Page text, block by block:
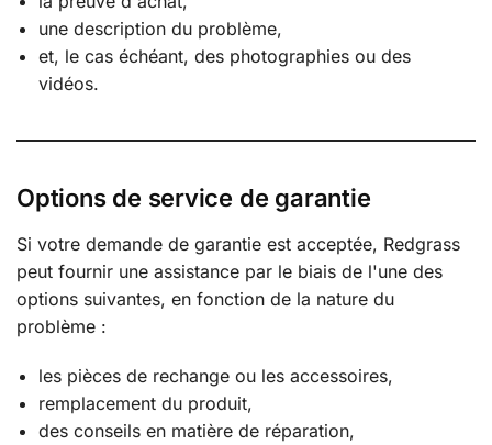
une description du problème,
et, le cas échéant, des photographies ou des
vidéos.
Options de service de garantie
Si votre demande de garantie est acceptée, Redgrass
peut fournir une assistance par le biais de l'une des
options suivantes, en fonction de la nature du
problème :
les pièces de rechange ou les accessoires,
remplacement du produit,
des conseils en matière de réparation,